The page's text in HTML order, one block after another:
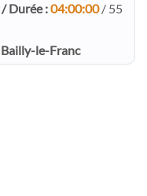
/ Durée :04:00:00/ 55
Bailly-le-Franc